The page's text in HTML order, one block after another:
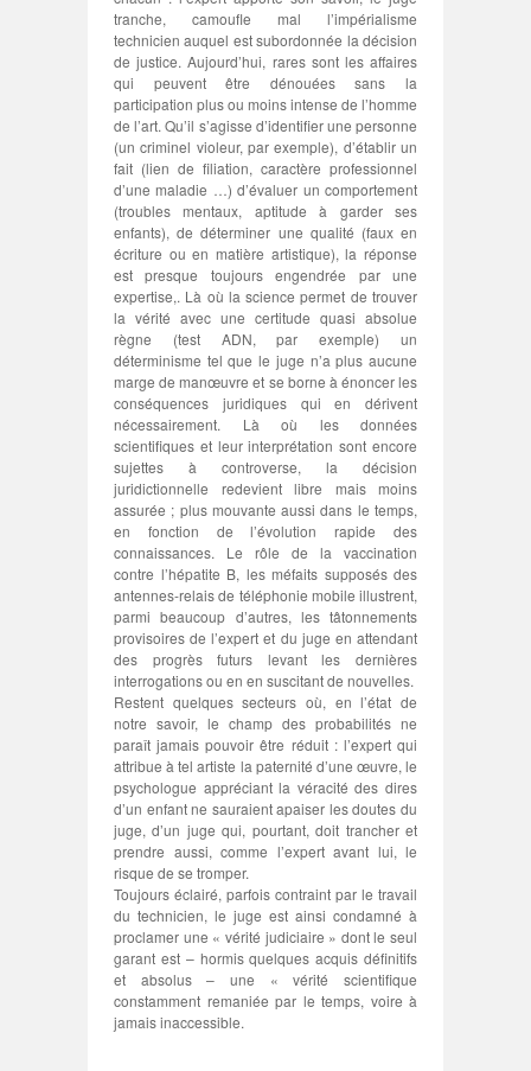
tranche, camoufle mal l’impérialisme
technicien auquel est subordonnée la décision
de justice. Aujourd’hui, rares sont les affaires
qui peuvent être dénouées sans la
participation plus ou moins intense de l’homme
de l’art. Qu’il s’agisse d’identifier une personne
(un criminel violeur, par exemple), d’établir un
fait (lien de filiation, caractère professionnel
d’une maladie …) d’évaluer un comportement
(troubles mentaux, aptitude à garder ses
enfants), de déterminer une qualité (faux en
écriture ou en matière artistique), la réponse
est presque toujours engendrée par une
expertise,. Là où la science permet de trouver
la vérité avec une certitude quasi absolue
règne (test ADN, par exemple) un
déterminisme tel que le juge n’a plus aucune
marge de manœuvre et se borne à énoncer les
conséquences juridiques qui en dérivent
nécessairement. Là où les données
scientifiques et leur interprétation sont encore
sujettes à controverse, la décision
juridictionnelle redevient libre mais moins
assurée ; plus mouvante aussi dans le temps,
en fonction de l’évolution rapide des
connaissances. Le rôle de la vaccination
contre l’hépatite B, les méfaits supposés des
antennes-relais de téléphonie mobile illustrent,
parmi beaucoup d’autres, les tâtonnements
provisoires de l’expert et du juge en attendant
des progrès futurs levant les dernières
interrogations ou en en suscitant de nouvelles.
Restent quelques secteurs où, en l’état de
notre savoir, le champ des probabilités ne
paraît jamais pouvoir être réduit : l’expert qui
attribue à tel artiste la paternité d’une œuvre, le
psychologue appréciant la véracité des dires
d’un enfant ne sauraient apaiser les doutes du
juge, d’un juge qui, pourtant, doit trancher et
prendre aussi, comme l’expert avant lui, le
risque de se tromper.
Toujours éclairé, parfois contraint par le travail
du technicien, le juge est ainsi condamné à
proclamer une « vérité judiciaire » dont le seul
garant est – hormis quelques acquis définitifs
et absolus – une « vérité scientifique
constamment remaniée par le temps, voire à
jamais inaccessible.